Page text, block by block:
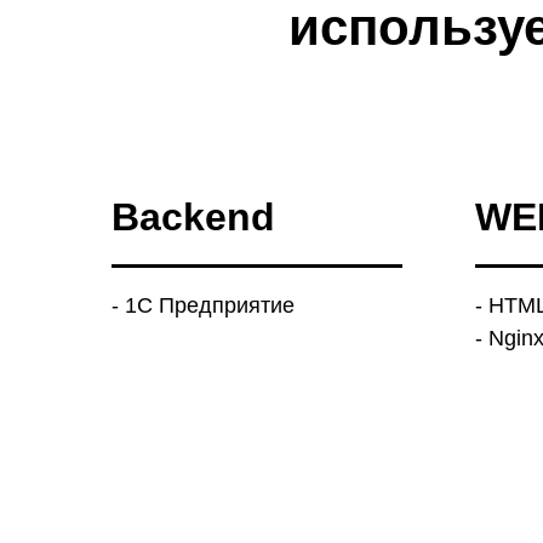
Backend
- 1С Предприятие
-
-